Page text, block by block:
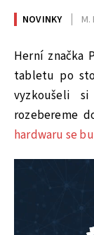
NOVINKY
Herní značka
tabletu po
vyzkoušeli
rozebereme
hardwaru se